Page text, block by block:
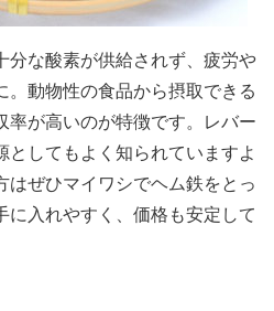
分な酸素が供給されず、疲労や
。動物性の食品から摂取できる
率が高いのが特徴です。レバー
してもよく知られていますよ
はぜひマイワシでヘム鉄をとっ
に入れやすく、価格も安定して